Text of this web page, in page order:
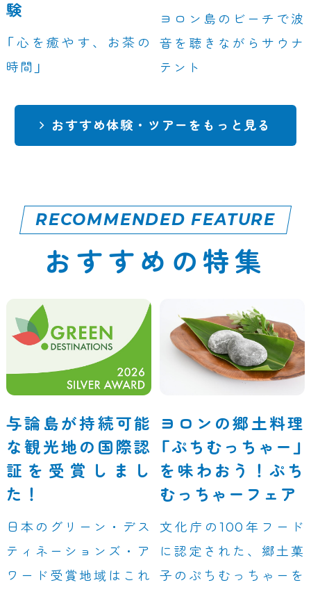
験
「心を癒やす、お茶の
時間」
ヨロン島のビーチで波
音を聴きながらサウナ
テント
おすすめ体験・ツアーをもっと見る
RECOMMENDED FEATURE
おすすめの特集
与論島が持続可能
な観光地の国際認
証を受賞しまし
た！
日本のグリーン・デス
ティネーションズ・ア
ワード受賞地域はこれ
ヨロンの郷土料理
「ぷちむっちゃー」
を味わおう！ぷち
むっちゃーフェア
文化庁の100年フード
に認定された、郷土菓
子のぷちむっちゃーを